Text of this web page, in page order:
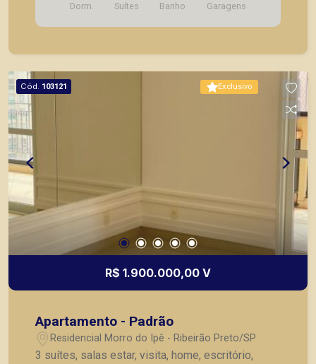
Dorm. Suítes Banho Garagens
Exclusivo
Cód. 103121
R$ 1.900.000,00 V
Apartamento - Padrão
Residencial Morro do Ipê - Ribeirão Preto/SP
3 suítes, salas estar, visita, home, escritório,